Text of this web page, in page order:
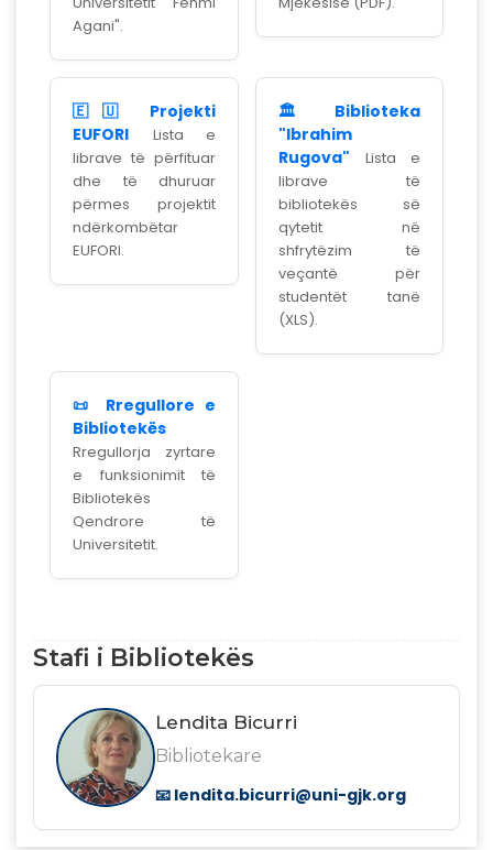
Agani".
🇪🇺 Projekti
EUFORI
Lista e
librave të përfituar
dhe të dhuruar
përmes projektit
ndërkombëtar
EUFORI.
🏛️ Biblioteka
"Ibrahim
Rugova"
Lista e
librave të
bibliotekës së
qytetit në
shfrytëzim të
veçantë për
studentët tanë
(XLS).
📜 Rregullore e
Bibliotekës
Rregullorja zyrtare
e funksionimit të
Bibliotekës
Qendrore të
Universitetit.
Stafi i Bibliotekës
Lendita Bicurri
Bibliotekare
📧 lendita.bicurri@uni-gjk.org